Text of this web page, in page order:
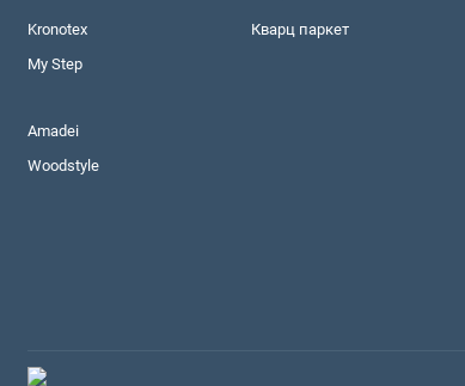
Kronotex
My Step
Amadei
Woodstyle
Кварц паркет